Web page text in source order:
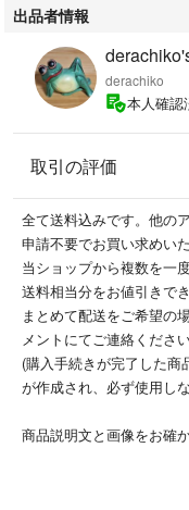
出品者情報
derachiko
本人確認
取引の評価
全て送料込みです。他の
申請不要でお買い求めい
当ショップから複数を一
送料相当分をお値引きで
まとめて配送をご希望の
メントにてご連絡ください
(購入手続きが完了した
が作成され、必ず使用し
商品説明文と画像をお確
ったり、使用期限が過ぎ